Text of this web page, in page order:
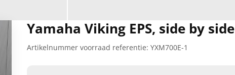
Yamaha Viking EPS, side by side
Artikelnummer voorraad referentie: YXM700E-1